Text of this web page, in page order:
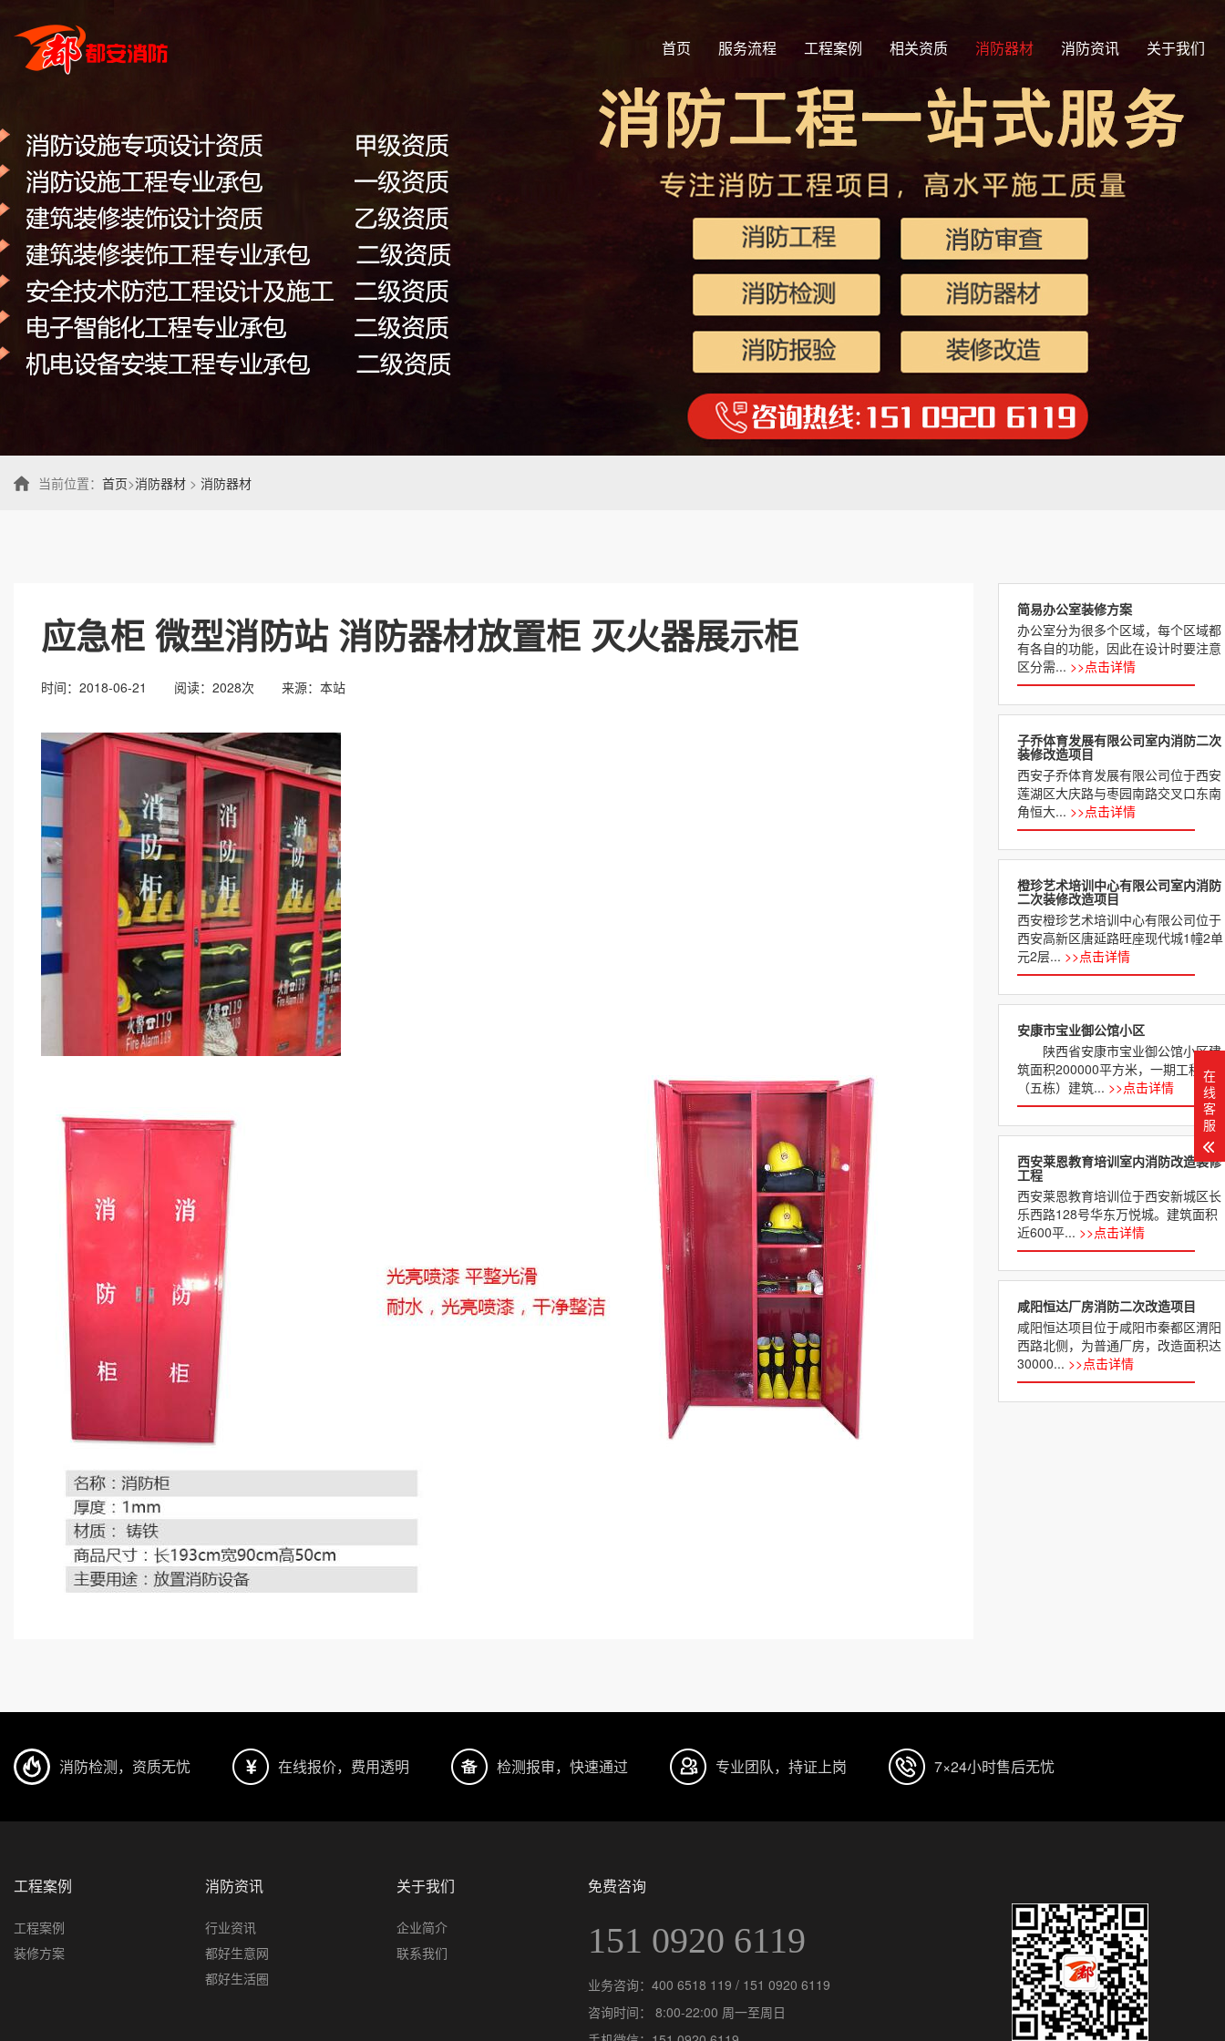
首页 服务流程 工程案例 相关资质 消防器材 消防资讯 关于我们
当前位置： 首页>消防器材 > 消防器材
简易办公室装修方案
办公室分为很多个区域，每个区域都
有各自的功能，因此在设计时要注意
区分需... >>点击详情
子乔体育发展有限公司室内消防二次
装修改造项目
西安子乔体育发展有限公司位于西安
莲湖区大庆路与枣园南路交叉口东南
角恒大... >>点击详情
橙珍艺术培训中心有限公司室内消防
二次装修改造项目
西安橙珍艺术培训中心有限公司位于
西安高新区唐延路旺座现代城1幢2单
元2层... >>点击详情
安康市宝业御公馆小区
陕西省安康市宝业御公馆小区建
筑面积200000平方米，一期工程
（五栋）建筑... >>点击详情
西安莱恩教育培训室内消防改造装修
工程
西安莱恩教育培训位于西安新城区长
乐西路128号华东万悦城。建筑面积
近600平... >>点击详情
咸阳恒达厂房消防二次改造项目
咸阳恒达项目位于咸阳市秦都区渭阳
西路北侧，为普通厂房，改造面积达
30000... >>点击详情
应急柜 微型消防站 消防器材放置柜 灭火器展示柜
时间：2018-06-21 阅读：2028次 来源：本站
消防检测，资质无忧 在线报价，费用透明 检测报审，快速通过 专业团队，持证上岗 7×24小时售后无忧
工程案例
工程案例
装修方案
消防资讯
行业资讯
都好生意网
都好生活圈
关于我们
企业简介
联系我们
免费咨询
151 0920 6119
业务咨询： 400 6518 119 / 151 0920 6119
咨询时间： 8:00-22:00 周一至周日
在
线
客
服